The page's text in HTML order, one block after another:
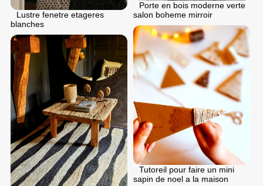
Porte en bois moderne verte
salon boheme mirroir
Lustre fenetre etageres
blanches
Tutoreil pour faire un mini
sapin de noel a la maison